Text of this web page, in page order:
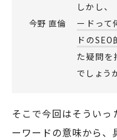
モアフィールド
〒420-0858
今野 直倫
しかし、
ードって
ドの
た疑問を
でしょう
そこで今回はそういっ
ーワードの意味から